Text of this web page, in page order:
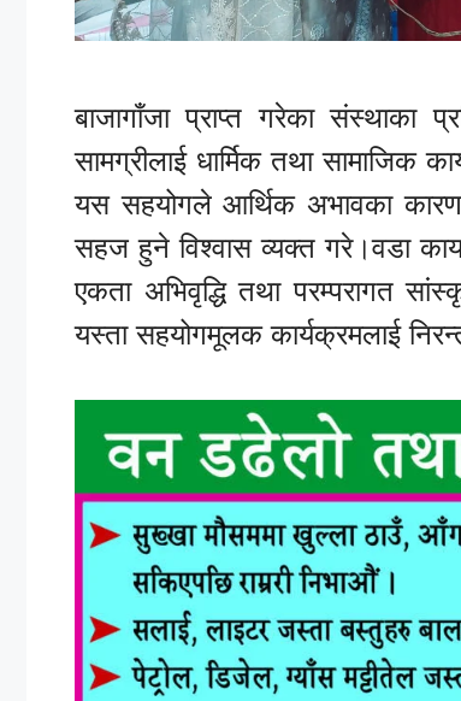
बाजागाँजा प्राप्त गरेका संस्थाका
सामग्रीलाई धार्मिक तथा सामाजिक
यस सहयोगले आर्थिक अभावका कारण
सहज हुने विश्वास व्यक्त गरे।वडा
एकता अभिवृद्धि तथा परम्परागत
यस्ता सहयोगमूलक कार्यक्रमलाई